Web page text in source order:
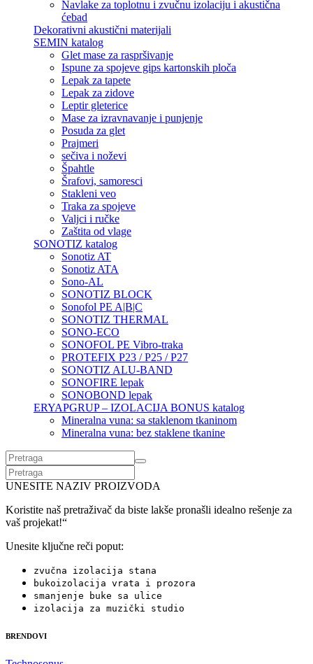
Navlake za toplotnu i zvučnu izolaciju i akustična
ćebad
Dekorativni akustični materijali
SEMIN katalog
Glet mase za raspršivanje
Ispune za spojeve gips kartonskih ploča
Lepak za tapete
Lepak za zidove
Leptir gleterice
Mase za izravnavanje i punjenje
Posuda za glet
Prajmeri
sečiva i noževi
Špahtle
Šrafovi, samoresci
Stakleni veo
Traka za spojeve
Valjci i ručke
Zaštita od vlage
SONOTIZ katalog
Sonotiz AT
Sonotiz ATA
Sono-AL
SONOTIZ BLOCK
Sonofol PE A|B|C
SONOTIZ THERMAL
SONO-ECO
SONOFOL PE Vibro-traka
PROTEFIX P23 / P25 / P27
SONOTIZ ALU-BAND
SONOFIRE lepak
SONOBOND lepak
ERYAPGRUP – IZOLACIJA BONUS katalog
Mineralna vuna: sa staklenom tkaninom
Mineralna vuna: bez staklene tkanine
UNESITE NAZIV PROIZVODA
Koristite naš pretraživač da biste lakše pronašli idealno rešenje za
vaš projekat!“
Unesite ključne reči poput:
zvučna izolacija stana
bukoizolacija vrata i prozora
smanjenje buke sa ulice
izolacija za muzički studio
BRENDOVI